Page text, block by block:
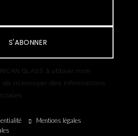
S'ABONNER
GLASS à utiliser mon
m’envoyer des informations
Mentions légales